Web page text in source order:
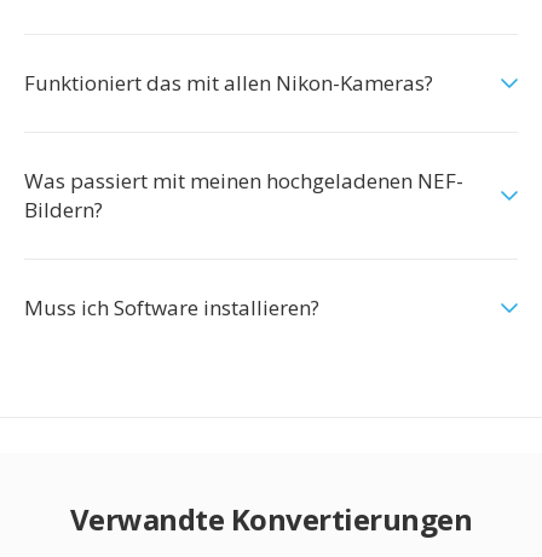
Funktioniert das mit allen Nikon-Kameras?
Was passiert mit meinen hochgeladenen NEF-
Bildern?
Muss ich Software installieren?
Verwandte Konvertierungen